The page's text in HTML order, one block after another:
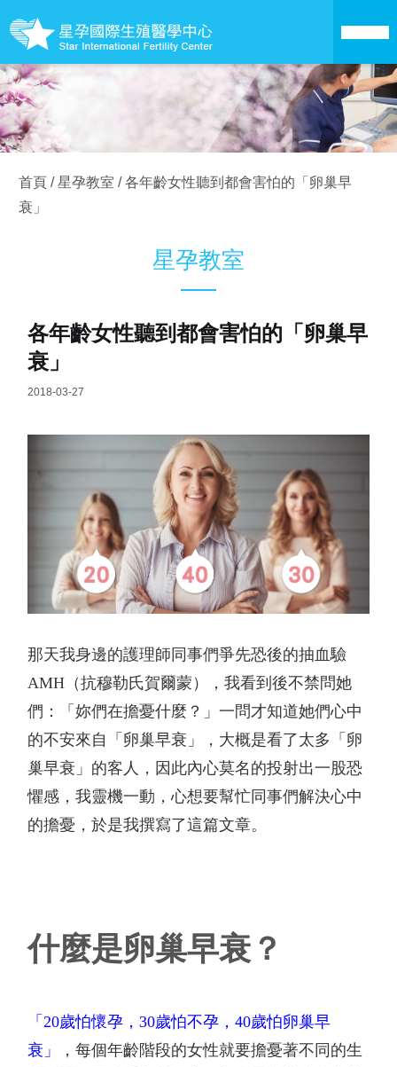
關於星孕
醫療技術
卵子銀行
首頁 / 星孕教室 / 各年齡女性聽到都會害怕的「卵巢早
衰」
星孕教室
各年齡女性聽到都會害怕的「卵巢早
衰」
2018-03-27
那天我身邊的護理師同事們爭先恐後的抽血驗
AMH （抗穆勒氏賀爾蒙），我看到後不禁問她
們：「妳們在擔憂什麼？」一問才知道她們心中
的不安來自「卵巢早衰」，大概是看了太多「卵
巢早衰」的客人，因此內心莫名的投射出一股恐
懼感，我靈機一動，心想要幫忙同事們解決心中
的擔憂，於是我撰寫了這篇文章。
什麼是卵巢早衰？
「 20歲怕懷孕，30歲怕不孕，40歲怕卵巢早
衰」
，每個年齡階段的女性就要擔憂著不同的生